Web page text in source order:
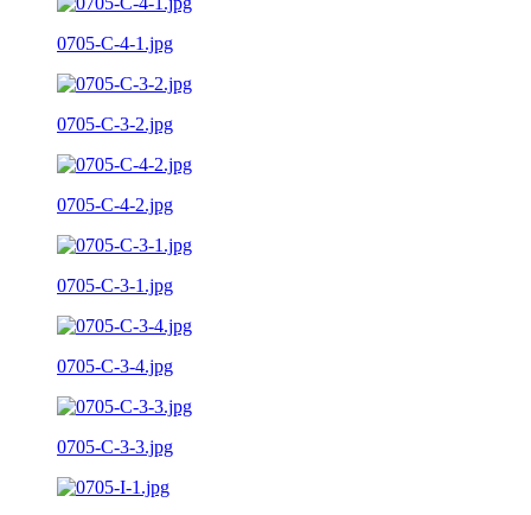
0705-C-4-1.jpg
0705-C-3-2.jpg
0705-C-4-2.jpg
0705-C-3-1.jpg
0705-C-3-4.jpg
0705-C-3-3.jpg